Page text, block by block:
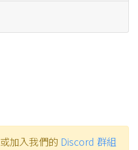
或加入我們的 Discord 群組